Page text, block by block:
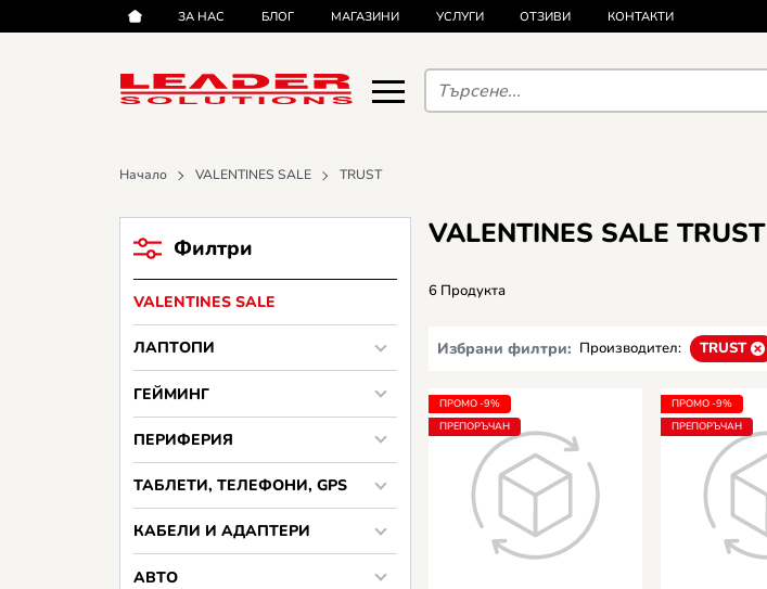
ЗА НАС БЛОГ МАГАЗИНИ УСЛУГИ ОТЗИВИ КОНТАКТИ
Начало VALENTINES SALE TRUST
VALENTINES SALE TRUST
6 Продукта
Избрани филтри: Производител: TRUST
ПРОМО -9%
ПРЕПОРЪЧАН
ПРОМО -9%
ПРЕПОРЪЧАН
Филтри
VALENTINES SALE
ЛАПТОПИ
ГЕЙМИНГ
ПЕРИФЕРИЯ
ТАБЛЕТИ, ТЕЛЕФОНИ, GPS
КАБЕЛИ И АДАПТЕРИ
АВТО